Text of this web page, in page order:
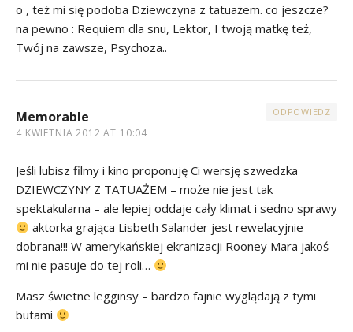
o , też mi się podoba Dziewczyna z tatuażem. co jeszcze?
na pewno : Requiem dla snu, Lektor, I twoją matkę też,
Twój na zawsze, Psychoza..
Memorable
4 KWIETNIA 2012 AT 10:04
ODPOWIEDZ
Jeśli lubisz filmy i kino proponuję Ci wersję szwedzka
DZIEWCZYNY Z TATUAŻEM – może nie jest tak
spektakularna – ale lepiej oddaje cały klimat i sedno sprawy
aktorka grająca Lisbeth Salander jest rewelacyjnie
dobrana!!! W amerykańskiej ekranizacji Rooney Mara jakoś
mi nie pasuje do tej roli…
Masz świetne legginsy – bardzo fajnie wyglądają z tymi
butami